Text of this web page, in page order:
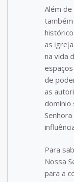
Além
as
na vida
de
as
domínio
Para
Nossa
para a